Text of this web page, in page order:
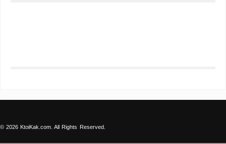
© 2026 KtoiKak.com. All Rights Reserved.